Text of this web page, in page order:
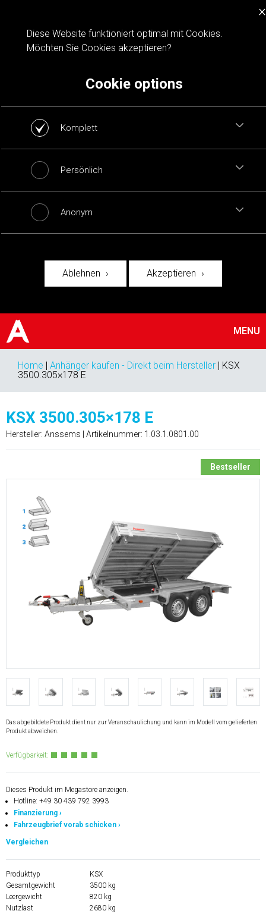
Cookie notification
×
Diese Website funktioniert optimal mit Cookies.
Möchten Sie Cookies akzeptieren?
Cookie options
Komplett
Persönlich
Anonym
Ablehnen Akzeptieren
MENU
Home | Anhänger kaufen - Direkt beim Hersteller | KSX
3500.305×178 E
KSX 3500.305×178 E
Hersteller: Anssems | Artikelnummer: 1.03.1.0801.00
Bestseller
Das abgebildete Produkt dient nur zur Veranschaulichung und kann im Modell vom gelieferten
Produkt abweichen.
Verfügbarkeit:
Dieses Produkt im Megastore anzeigen.
Hotline: +49 30 439 792 3993
Finanzierung ›
Fahrzeugbrief vorab schicken ›
Vergleichen
Produkttyp
KSX
Gesamtgewicht
3500 kg
Leergewicht
820 kg
Nutzlast
2680 kg